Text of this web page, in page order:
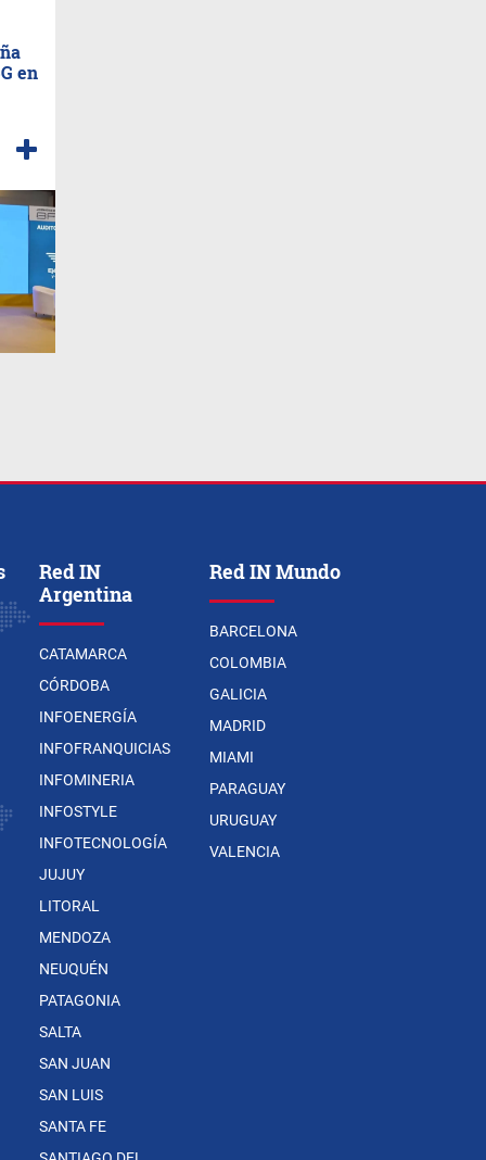
en
Red IN
Argentina
CATAMARCA
CÓRDOBA
INFOENERGÍA
INFOFRANQUICIAS
INFOMINERIA
INFOSTYLE
INFOTECNOLOGÍA
JUJUY
LITORAL
MENDOZA
NEUQUÉN
PATAGONIA
SALTA
SAN JUAN
SAN LUIS
SANTA FE
Red IN Mundo
BARCELONA
COLOMBIA
GALICIA
MADRID
MIAMI
PARAGUAY
URUGUAY
VALENCIA